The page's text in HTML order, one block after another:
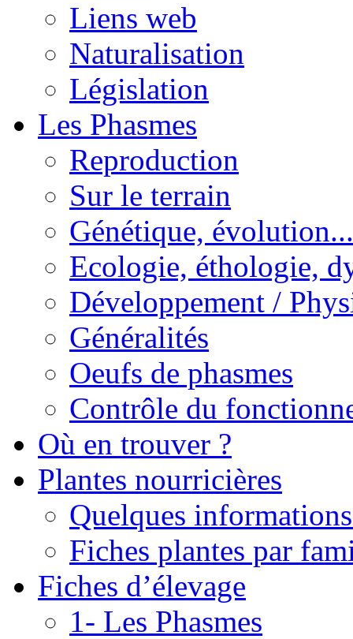
Liens web
Naturalisation
Législation
Les Phasmes
Reproduction
Sur le terrain
Génétique, évolution...
Ecologie, éthologie,
Développement /
Généralités
Oeufs de phasmes
Contrôle du
Où en trouver ?
Plantes nourricières
Quelques
Fiches plantes par
Fiches d’élevage
1- Les Phasmes